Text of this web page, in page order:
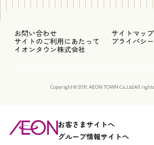
お問い合わせ
サイトマップ
サイトのご利用にあたって
プライバシ
イオンタウン株式会社
Copyright © 2011, AEON TOWN Co.,Ltd.All
お客さまサイトへ
グループ情報サイトへ